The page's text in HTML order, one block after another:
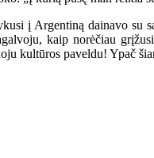
į Argentiną dainavo
kaip norėčiau
kultūros paveldu! Ypač